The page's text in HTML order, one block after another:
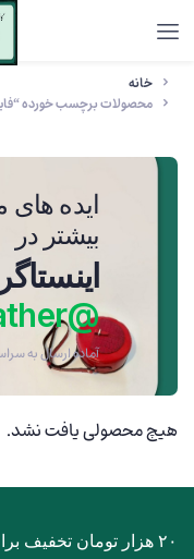
خانه
محصولات برچسب خورده
ایده های
بیشتر در
@beleskan.leather
آماده ارسال به
هیچ محصولی یافت نشد.
۲۰ هزار تومان تخفیف برای اولین سفارش شما